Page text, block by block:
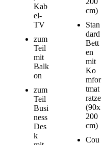
Kab
el-
TV
zum
Teil
mit
Balk
on
zum
Teil
Busi
ness
Des
k
cm)
Stan
dard
Bett
en
mit
Ko
mfor
tmat
ratze
(90x
200
cm)
Cou